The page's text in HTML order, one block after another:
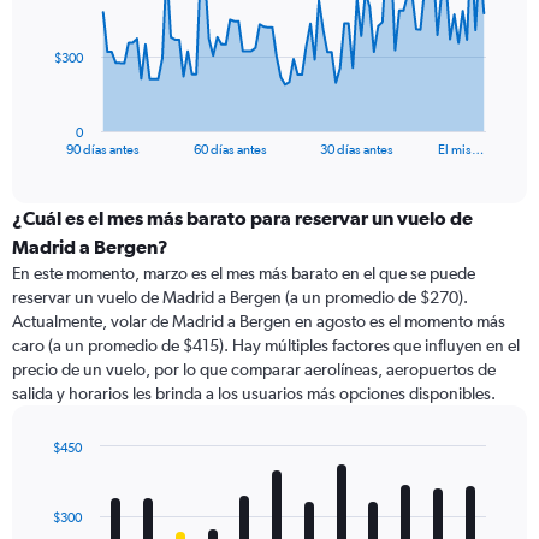
The
categories.
Range:
categories.
The
chart
has
1
Y
displaying
90 días antes 60 días antes 30 días antes El mis…
0
$300
¿Cuál es el mes más barato para reservar un vuelo de
Madrid a Bergen?
En este momento, marzo es el mes más barato en el que se puede
reservar un vuelo de Madrid a Bergen (a un promedio de $270).
Actualmente, volar de Madrid a Bergen en agosto es el momento más
caro (a un promedio de $415). Hay múltiples factores que influyen en el
precio de un vuelo, por lo que comparar aerolíneas, aeropuertos de
salida y horarios les brinda a los usuarios más opciones disponibles.
with
12
$300
$450